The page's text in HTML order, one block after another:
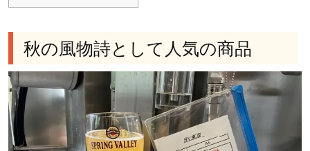
秋の風物詩として人気の商品